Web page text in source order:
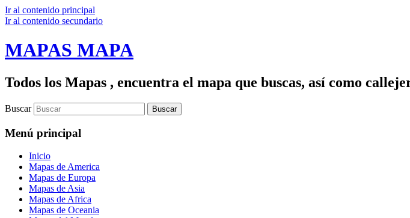
Ir al contenido principal
Ir al contenido secundario
MAPAS MAPA
Todos los Mapas , encuentra el mapa que buscas, así como
Buscar
Menú principal
Inicio
Mapas de America
Mapas de Europa
Mapas de Asia
Mapas de Africa
Mapas de Oceania